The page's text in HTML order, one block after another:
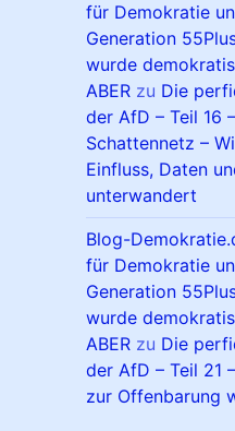
für Demokratie
Generation
wurde
ABER zu Die
der AfD – Teil 16
Schattennetz –
Einfluss, Daten
unterwandert
Blog-
für Demokratie
Generation
wurde
ABER zu Die
der AfD – Teil 21
zur Offenbarung